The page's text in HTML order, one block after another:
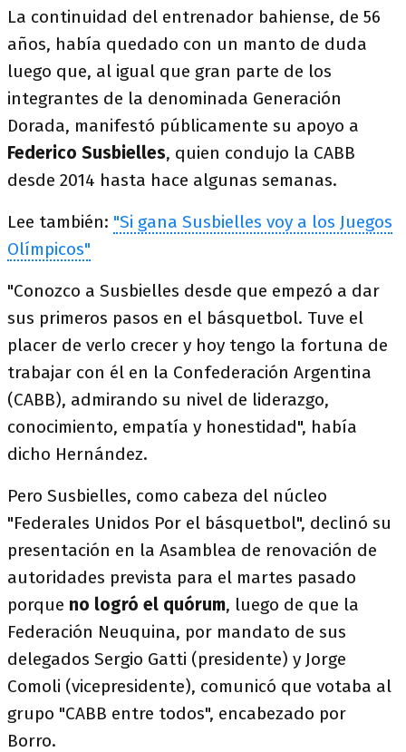
La continuidad del entrenador bahiense, de 56
años, había quedado con un manto de duda
luego que, al igual que gran parte de los
integrantes de la denominada Generación
Dorada, manifestó públicamente su apoyo a
Federico Susbielles, quien condujo la CABB
desde 2014 hasta hace algunas semanas.
Lee también: "Si gana Susbielles voy a los Juegos
Olímpicos"
"Conozco a Susbielles desde que empezó a dar
sus primeros pasos en el básquetbol. Tuve el
placer de verlo crecer y hoy tengo la fortuna de
trabajar con él en la Confederación Argentina
(CABB), admirando su nivel de liderazgo,
conocimiento, empatía y honestidad", había
dicho Hernández.
Pero Susbielles, como cabeza del núcleo
"Federales Unidos Por el básquetbol", declinó su
presentación en la Asamblea de renovación de
autoridades prevista para el martes pasado
porque no logró el quórum, luego de que la
Federación Neuquina, por mandato de sus
delegados Sergio Gatti (presidente) y Jorge
Comoli (vicepresidente), comunicó que votaba al
grupo "CABB entre todos", encabezado por
Borro.